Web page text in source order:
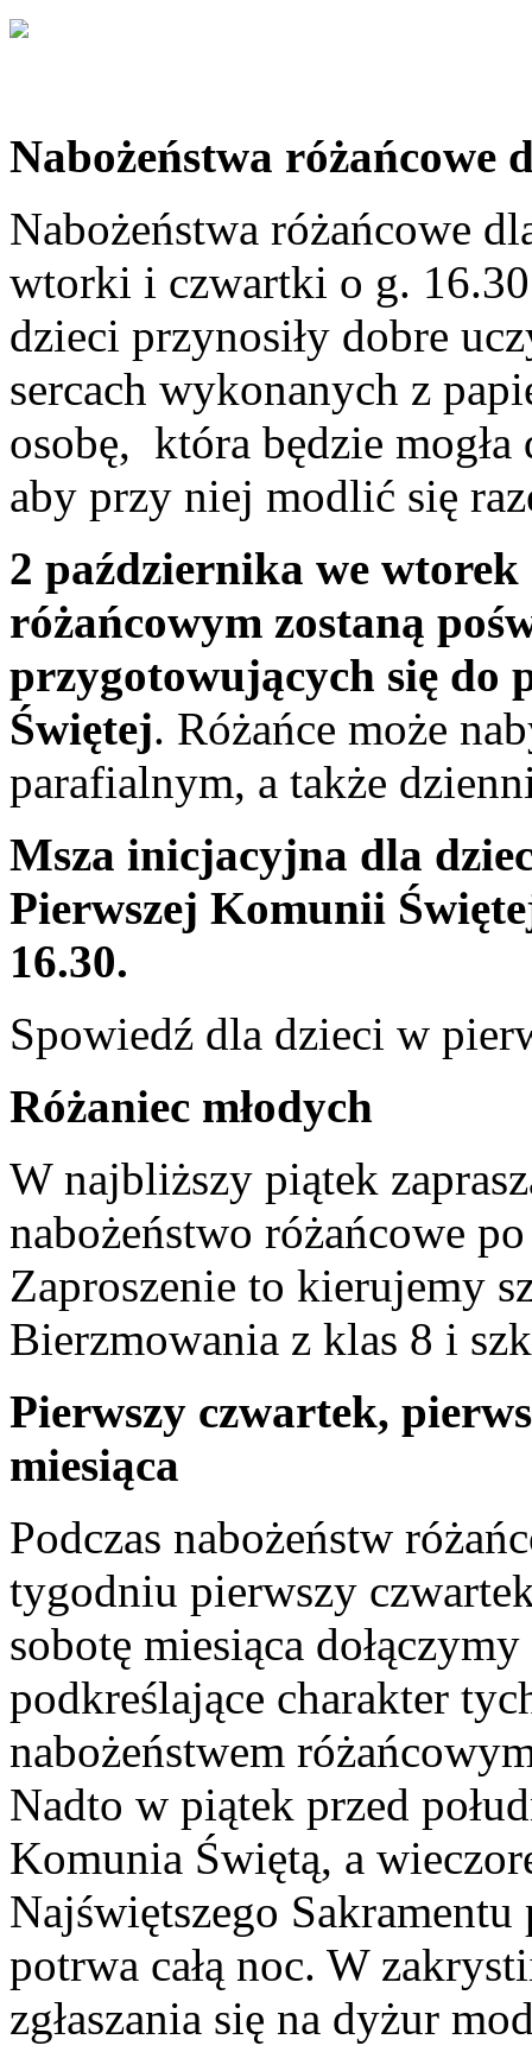
Nabożeństwa różańcowe
Nabożeństwa różańcowe
wtorki i czwartki o g.
dzieci przynosiły dobre
sercach wykonanych z
osobę, która będzie
aby przy niej modlić się
2 października we
różańcowym zostaną
przygotowujących się do
Świętej. Różańce może
parafialnym, a także
Msza inicjacyjna dla
Pierwszej Komunii
16.30.
Spowiedź dla dzieci w
Różaniec młodych
W najbliższy piątek
nabożeństwo różańcowe
Zaproszenie to kierujemy
Bierzmowania z klas 8 i
Pierwszy czwartek,
miesiąca
Podczas nabożeństw
tygodniu pierwszy
sobotę miesiąca
podkreślające charakter
nabożeństwem
Nadto w piątek przed
Komunia Świętą, a
Najświętszego
potrwa całą noc. W
zgłaszania się na dyżur